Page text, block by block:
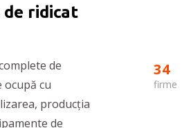
de ridicat
de
ocupă cu
producția
de
34
firme